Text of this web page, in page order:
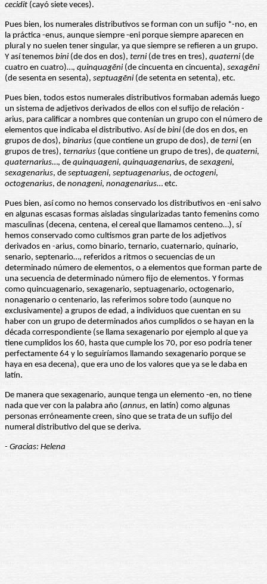
cecidit (cayó siete veces).
Pues bien, los numerales distributivos se forman con un sufijo *-no, en
la práctica -enus, aunque siempre -eni porque siempre aparecen en
plural y no suelen tener singular, ya que siempre se refieren a un grupo.
Y así tenemos bini (de dos en dos), terni(de tres en tres), quaterni (de
cuatro en cuatro)…, quinquagēni(de cincuenta en cincuenta), sexagēni
(de sesenta en sesenta), septuagēni(de setenta en setenta), etc.
Pues bien, todos estos numerales distributivos formaban además luego
un sistema de adjetivos derivados de ellos con el sufijo de relación -
arius, para calificar a nombres que contenían un grupo con el número de
elementos que indicaba el distributivo. Así de bini (de dos en dos, en
grupos de dos), binarius (que contiene un grupo de dos), de terni (en
grupos de tres), ternarius (que contiene un grupo de tres), de quaterni,
quaternarius…, de quinquageni, quinquagenarius, de sexageni,
sexagenarius, de septuageni, septuagenarius, de octogeni,
octogenarius, de nonageni, nonagenarius… etc.
Pues bien, así como no hemos conservado los distributivos en -eni salvo
en algunas escasas formas aisladas singularizadas tanto femenins como
masculinas (decena, centena, el cereal que llamamos centeno…), sí
hemos conservado como cultismos gran parte de los adjetivos
derivados en -arius, como binario, ternario, cuaternario, quinario,
senario, septenario…, referidos a ritmos o secuencias de un
determinado número de elementos, o a elementos que forman parte de
una secuencia de determinado número fijo de elementos. Y formas
como quincuagenario, sexagenario, septuagenario, octogenario,
nonagenario o centenario, las referimos sobre todo (aunque no
exclusivamente) a grupos de edad, a individuos que cuentan en su
haber con un grupo de determinados años cumplidos o se hayan en la
década correspondiente (se llama sexagenario por ejemplo al que ya
tiene cumplidos los 60, hasta que cumple los 70, por eso podría tener
perfectamente 64 y lo seguiríamos llamando sexagenario porque se
haya en esa decena), que era uno de los valores que ya se le daba en
latín.
De manera que sexagenario, aunque tenga un elemento -en, no tiene
nada que ver con la palabra año (annus, en latín) como algunas
personas erróneamente creen, sino que se trata de un sufijo del
numeral distributivo del que se deriva.
- Gracias: Helena